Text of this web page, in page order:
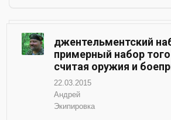
джентельментский
примерный набор
считая оружия и
22.03.2015
Андрей
Экипировка